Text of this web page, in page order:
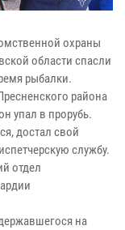
охраны
области спасли
рыбалки.
района
упал в прорубь.
достал свой
службу.
отдел
на